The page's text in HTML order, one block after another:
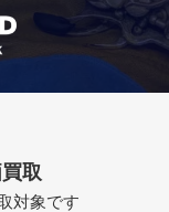
取
対象です